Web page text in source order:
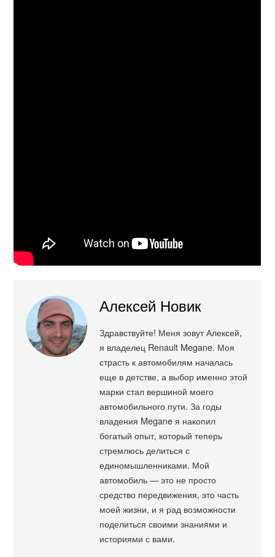
Алексей Новик
Здравствуйте! Меня зовут Алексей,
я владелец Renault Megane. Моя
страсть к автомобилям началась
еще в детстве, а выбор именно этой
марки стал вершиной моего
автомобильного пути. За годы
владения Megane я накопил
богатый опыт, который теперь
стремлюсь делиться с
единомышленниками. Мой
автомобиль — это не просто
средство передвижения, это часть
моей жизни, и я рад возможности
поделиться своими знаниями и
историями с вами.